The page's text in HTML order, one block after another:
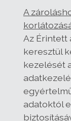
A
Az
keresztül
kezelését
adatoktól